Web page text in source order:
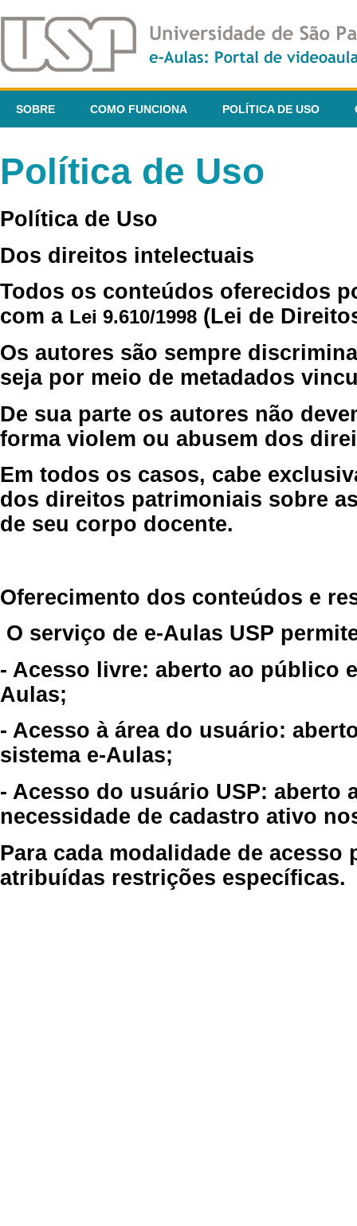
SOBRE COMO FUNCIONA POLÍTICA DE USO
Política de Uso
Política de Uso
Dos direitos intelectuais
Todos os conteúdos oferecidos
com a Lei 9.610/1998 (Lei de
Os autores são sempre
seja por meio de metadados
De sua parte os autores não
forma violem ou abusem dos
Em todos os casos, cabe
dos direitos patrimoniais sobre
de seu corpo docente.
Oferecimento dos conteúdos e
O serviço de e-Aulas USP
- Acesso livre: aberto ao público
Aulas;
- Acesso à área do usuário:
sistema e-Aulas;
- Acesso do usuário USP: aberto
necessidade de cadastro ativo
Para cada modalidade de
atribuídas restrições específicas.